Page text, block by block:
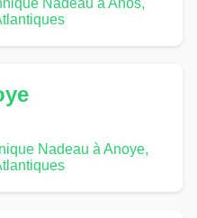
Nadeau à Anos,
Nadeau à Anoye,